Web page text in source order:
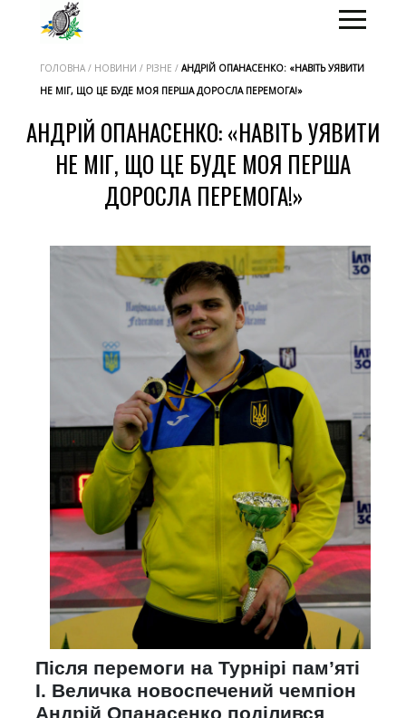
ГОЛОВНА / НОВИНИ / РІЗНЕ / АНДРІЙ ОПАНАСЕНКО: «НАВІТЬ УЯВИТИ
НЕ МІГ, ЩО ЦЕ БУДЕ МОЯ ПЕРША ДОРОСЛА ПЕРЕМОГА!»
АНДРІЙ ОПАНАСЕНКО: «НАВІТЬ УЯВИТИ
НЕ МІГ, ЩО ЦЕ БУДЕ МОЯ ПЕРША
ДОРОСЛА ПЕРЕМОГА!»
Після перемоги на Турнірі пам’яті
І. Величка новоспечений чемпіон
Андрій Опанасенко поділився